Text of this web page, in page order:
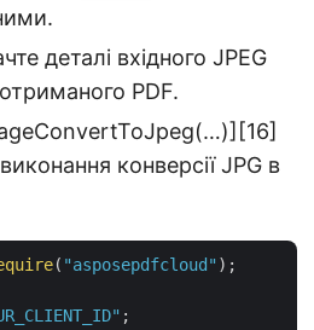
деталі вхідного JPEG
PDF.
конверсії JPG в
( "asposepdfcloud" );